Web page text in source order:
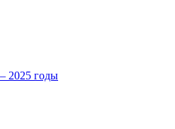
2025 годы